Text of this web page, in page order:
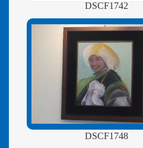
DSCF1742
DSCF1748